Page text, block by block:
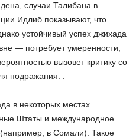
случаи Талибана в
Идлиб показывают, что
устойчивый успех джихада
— потребует умеренности,
вызовет критику со
подражания. .
в некоторых местах
Штаты и международное
в Сомали). Такое